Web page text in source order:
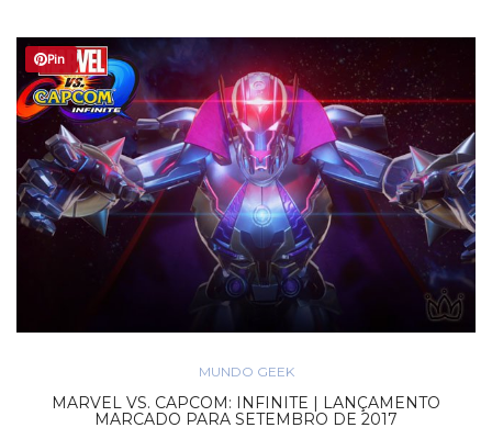
Pin
MUNDO GEEK
MARVEL VS. CAPCOM: INFINITE | LANÇAMENTO
MARCADO PARA SETEMBRO DE 2017